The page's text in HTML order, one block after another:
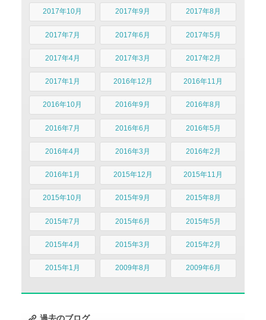
2017年10月 2017年9月 2017年8月
2017年7月 2017年6月 2017年5月
2017年4月 2017年3月 2017年2月
2017年1月 2016年12月 2016年11月
2016年10月 2016年9月 2016年8月
2016年7月 2016年6月 2016年5月
2016年4月 2016年3月 2016年2月
2016年1月 2015年12月 2015年11月
2015年10月 2015年9月 2015年8月
2015年7月 2015年6月 2015年5月
2015年4月 2015年3月 2015年2月
2015年1月 2009年8月 2009年6月